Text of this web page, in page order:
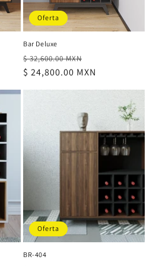
Oferta
Bar Deluxe
Precio
habitual
$ 32,600.00 MXN
de
oferta
$ 24,800.00 MXN
Oferta
BR-404